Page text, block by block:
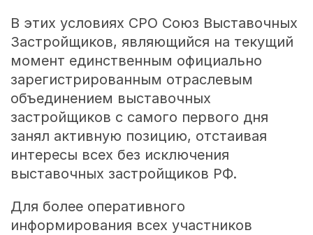
В этих условиях СРО Союз Выставочных
Застройщиков, являющийся на текущий
момент единственным официально
зарегистрированным отраслевым
объединением выставочных
застройщиков с самого первого дня
занял активную позицию, отстаивая
интересы всех без исключения
выставочных застройщиков РФ.
Для более оперативного
информирования всех участников